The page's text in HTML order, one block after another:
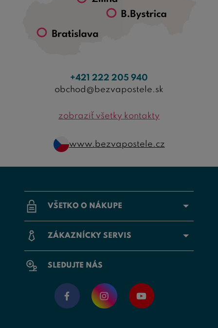
VŠETKO O NÁKUPE
ZÁKAZNÍCKY SERVIS
SLEDUJTE NÁS
+421 222 205 940
obchod@bezvapostele.sk
zobraziť všetky kontakty
www.bezvapostele.cz